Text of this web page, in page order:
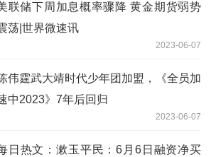
联储下周加息概率骤降 黄金期货弱势
荡|世界微速讯
2023-06-07
伟霆武大靖时代少年团加盟，《全员加
中2023》7年后回归
2023-06-07
日热文：漱玉平民：6月6日融资净买